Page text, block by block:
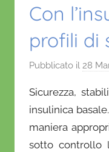
Con
profili di
Pubblicato il 28
Sicurezza,
insulinica
maniera
sotto controllo